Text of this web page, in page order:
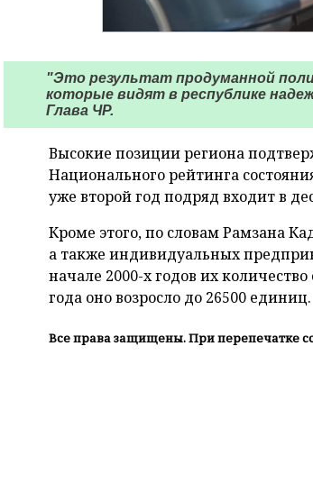
"Это результат продуманной
которые видят в республике
Глава ЧР.
Высокие позиции региона
Национального рейтинга
уже второй год подряд входит в
Кроме этого, по словам Рамзана
а также индивидуальных
начале 2000-х годов их количество
года оно возросло до 26500 единиц.
Все права защищены. При перепечатке